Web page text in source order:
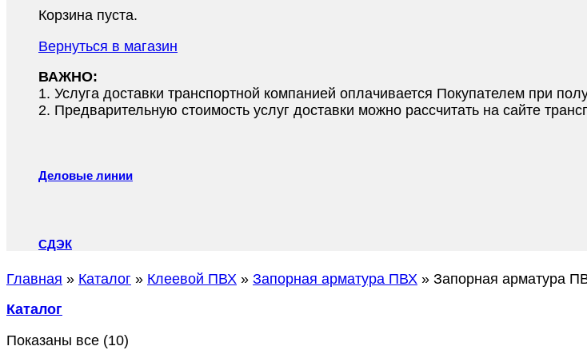
Корзина пуста.
Вернуться в магазин
ВАЖНО:
1.⁠ ⁠Услуга доставки транспортной компанией оплачивается Покупателем при
2.⁠ ⁠Предварительную стоимость услуг доставки можно рассчитать на сайте
Деловые линии
СДЭК
Главная » Каталог » Клеевой ПВХ » Запорная арматура ПВХ » Запорная арматура
Каталог
Показаны все (10)